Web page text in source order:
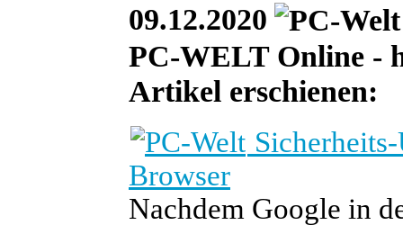
09.12.2020
PC-WELT Online -
Artikel erschienen:
Browser
Nachdem Google in